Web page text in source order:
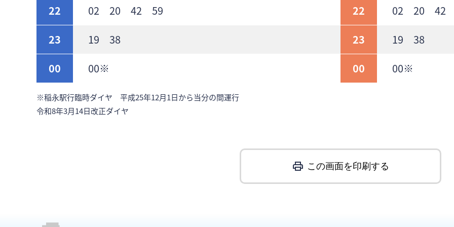
22 02 20 42 59 22
02 20 42
23
19 38 23
19 38
00
00※ 00 00※
※稲永駅行臨時ダイヤ 平成25年12月1日から当分の間運行
令和8年3月14日改正ダイヤ
この画面を印刷する